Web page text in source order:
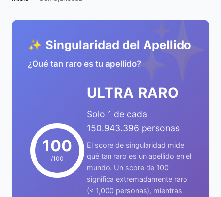
✨
✨ Singularidad del Apellido
¿Qué tan raro es tu apellido?
100
/100
ULTRA RARO
Solo 1 de cada
150.943.396 personas
El score de singularidad mide
qué tan raro es un apellido en el
mundo. Un score de 100
significa extremadamente raro
(< 1,000 personas), mientras